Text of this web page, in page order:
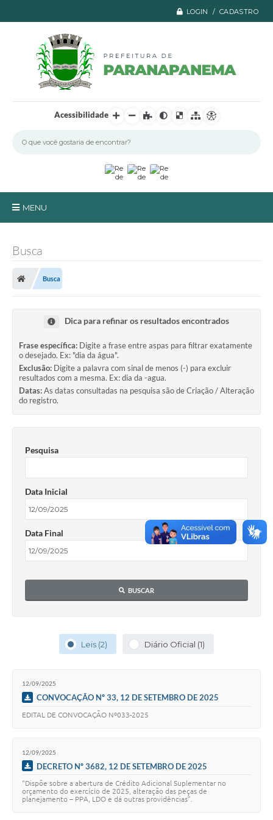
LOGIN / CADASTRO
Acessibilidade
MENU
Turismo
Transparência
Fale Conosco
Leis Municipais
Legislação
Serviços Online
Transparência
Diário Oficial
Editais
Busca
Busca
Dica para refinar os resultados encontrados
Frase específica: Digite a frase entre aspas para filtrar exatamente
o desejado. Ex: "dia da água".
Exclusão: Digite a palavra com sinal de menos (-) para excluir
resultados com a mesma. Ex: dia da -agua.
Datas:As datas consultadas na pesquisa são de Criação / Alteração
do registro.
Pesquisa
Data Inicial
Data Final
BUSCAR
Leis (2) Diário Oficial (1)
12/09/2025
CONVOCAÇÃO Nº 33, 12 DE SETEMBRO DE 2025
EDITAL DE CONVOCAÇÃO Nº033-2025
12/09/2025
DECRETO Nº 3682, 12 DE SETEMBRO DE 2025
“Dispõe sobre a abertura de Crédito Adicional Suplementar no
orçamento do exercício de 2025, alteração das peças de
planejamento – PPA, LDO e dá outras providências”.